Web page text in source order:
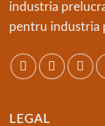
industria
pentru industria
LEGAL